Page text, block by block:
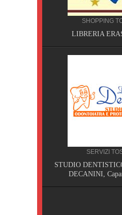
SHOPPING
LIBRERIA
SERVIZI
STUDIO
DECANINI,